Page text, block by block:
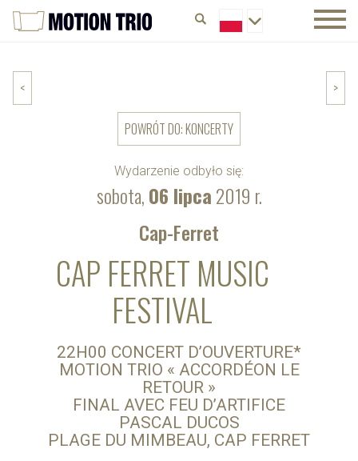
Wydarzenie odbyło się:
sobota,06 lipca2019 r.
< >
POWRÓT DO: KONCERTY
Cap-Ferret
CAP FERRET MUSIC
FESTIVAL
22H00 CONCERT D’OUVERTURE*
MOTION TRIO « ACCORDÉON LE
RETOUR »
FINAL AVEC FEU D’ARTIFICE
PASCAL DUCOS
PLAGE DU MIMBEAU, CAP FERRET